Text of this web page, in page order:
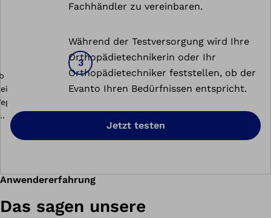
Fachhändler zu vereinbaren.
Während der Testversorgung wird Ihre
Orthopädietechnikerin oder Ihr
Orthopädietechniker feststellen, ob der
Evanto Ihren Bedürfnissen entspricht.
Jetzt testen
Anwendererfahrung
Das sagen unsere